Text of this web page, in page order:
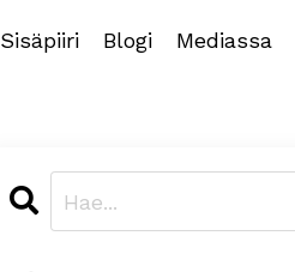
Sisäpiiri Blogi Mediassa